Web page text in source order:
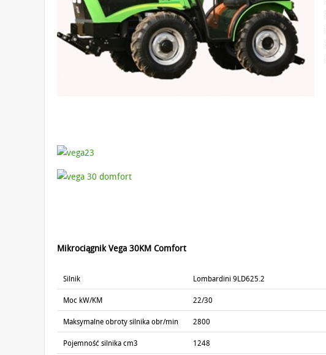
Mikrociągnik Vega 30KM Comfort
Silnik Lombardini 9LD625.2
Moc kW/KM 22/30
Maksymalne obroty silnika obr/min 2800
Pojemność silnika cm3 1248